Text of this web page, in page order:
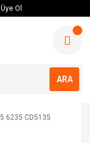
Üye Ol
ARA